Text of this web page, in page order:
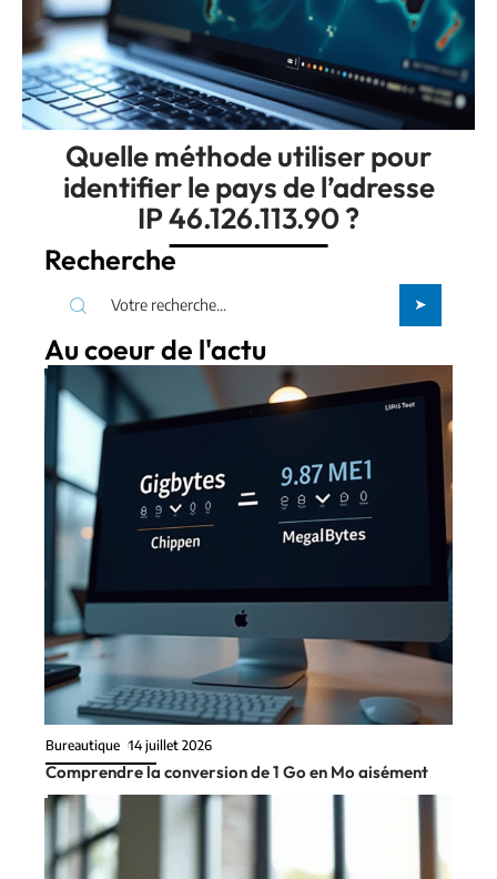
Quelle méthode utiliser pour
identifier le pays de l’adresse
IP 46.126.113.90 ?
Recherche
Au coeur de l'actu
Bureautique 14 juillet 2026
Comprendre la conversion de 1 Go en Mo aisément